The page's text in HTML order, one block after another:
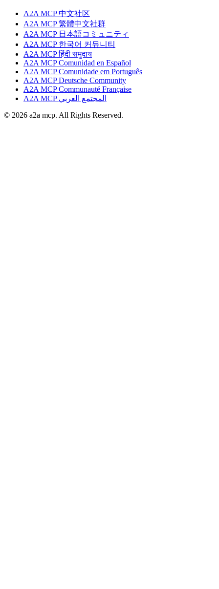
A2A MCP 中文社区
A2A MCP 繁體中文社群
A2A MCP 日本語コミュニティ
A2A MCP 한국어 커뮤니티
A2A MCP हिंदी समुदाय
A2A MCP Comunidad en Español
A2A MCP Comunidade em Português
A2A MCP Deutsche Community
A2A MCP Communauté Française
A2A MCP المجتمع العربي
© 2026 a2a mcp. All Rights Reserved.